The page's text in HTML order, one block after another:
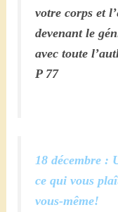
votre corps et
devenant le
avec toute
P 77
18 décembre :
ce qui vous
vous-même!